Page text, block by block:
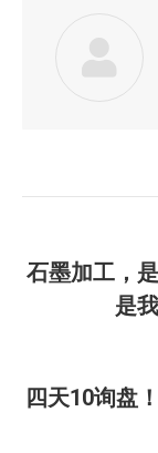
章
石墨加工，
是
四天10询盘